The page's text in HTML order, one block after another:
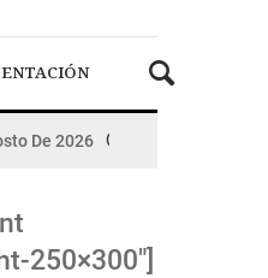
2026 COMBUSTIBLES: la
250×300″]